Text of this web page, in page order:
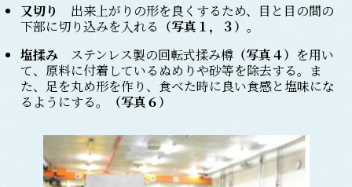
又切り
出来上がりの形を良くするため、目と目の間の
下部に切り込みを入れる （写真１，３） 。
塩揉み ステンレス製の回転式揉み樽 （写真４） を用い
て、原料に付着しているぬめりや砂等を除去する。ま
た、足を丸め形を作り、食べた時に良い食感と塩味にな
るようにする。
（写真６）